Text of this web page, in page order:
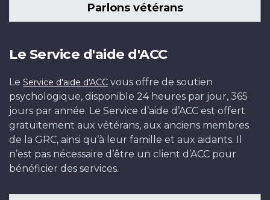
Parlons vétérans
Le Service d'aide d'ACC
Le Service d'aide d'ACC vous offre de soutien
psychologique, disponible 24 heures par jour, 365
jours par année. Le Service d’aide d’ACC est offert
gratuitement aux vétérans, aux anciens membres
de la GRC, ainsi qu’à leur famille et aux aidants. Il
n’est pas nécessaire d’être un client d’ACC pour
bénéficier des services.